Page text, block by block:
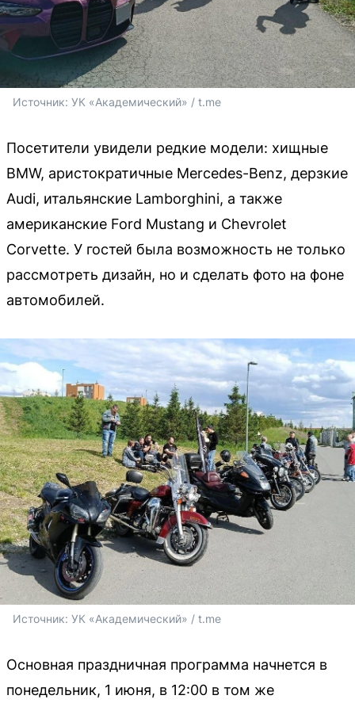
Источник: УК «Академический» / t.me
Посетители увидели редкие модели: хищные
BMW, аристократичные Mercedes-Benz, дерзкие
Audi, итальянские Lamborghini, а также
американские Ford Mustang и Chevrolet
Corvette. У гостей была возможность не только
рассмотреть дизайн, но и сделать фото на фоне
автомобилей.
Источник: УК «Академический» / t.me
Основная праздничная программа начнется в
понедельник, 1 июня, в 12:00 в том же